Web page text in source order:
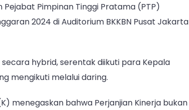
Pimpinan Tinggi Pratama (PTP)
2024 di Auditorium BKKBN Pusat Jakarta
hybrid, serentak diikuti para Kepala
mengikuti melalui daring.
menegaskan bahwa Perjanjian Kinerja bukan